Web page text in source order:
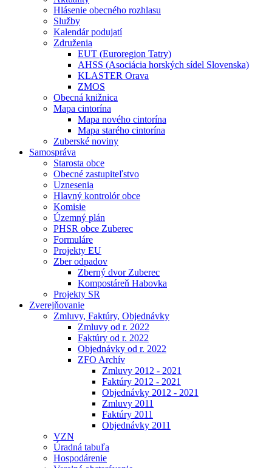
Hlásenie obecného rozhlasu
Služby
Kalendár podujatí
Združenia
EUT (Euroregion Tatry)
AHSS (Asociácia horských sídel Slovenska)
KLASTER Orava
ZMOS
Obecná knižnica
Mapa cintorína
Mapa nového cintorína
Mapa starého cintorína
Zuberské noviny
Samospráva
Starosta obce
Obecné zastupiteľstvo
Uznesenia
Hlavný kontrolór obce
Komisie
Územný plán
PHSR obce Zuberec
Formuláre
Projekty EU
Zber odpadov
Zberný dvor Zuberec
Kompostáreň Habovka
Projekty SR
Zverejňovanie
Zmluvy, Faktúry, Objednávky
Zmluvy od r. 2022
Faktúry od r. 2022
Objednávky od r. 2022
ZFO Archív
Zmluvy 2012 - 2021
Faktúry 2012 - 2021
Objednávky 2012 - 2021
Zmluvy 2011
Faktúry 2011
Objednávky 2011
VZN
Úradná tabuľa
Hospodárenie